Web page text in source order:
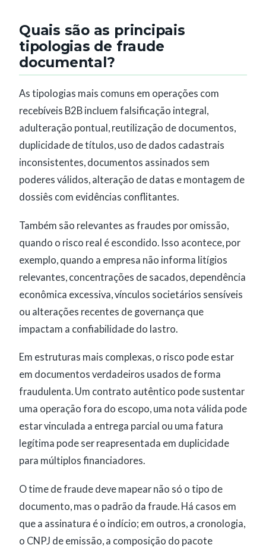
Quais são as principais
tipologias de fraude
documental?
As tipologias mais comuns em operações com
recebíveis B2B incluem falsificação integral,
adulteração pontual, reutilização de documentos,
duplicidade de títulos, uso de dados cadastrais
inconsistentes, documentos assinados sem
poderes válidos, alteração de datas e montagem de
dossiês com evidências conflitantes.
Também são relevantes as fraudes por omissão,
quando o risco real é escondido. Isso acontece, por
exemplo, quando a empresa não informa litígios
relevantes, concentrações de sacados, dependência
econômica excessiva, vínculos societários sensíveis
ou alterações recentes de governança que
impactam a confiabilidade do lastro.
Em estruturas mais complexas, o risco pode estar
em documentos verdadeiros usados de forma
fraudulenta. Um contrato autêntico pode sustentar
uma operação fora do escopo, uma nota válida pode
estar vinculada a entrega parcial ou uma fatura
legítima pode ser reapresentada em duplicidade
para múltiplos financiadores.
O time de fraude deve mapear não só o tipo de
documento, mas o padrão da fraude. Há casos em
que a assinatura é o indício; em outros, a cronologia,
o CNPJ de emissão, a composição do pacote